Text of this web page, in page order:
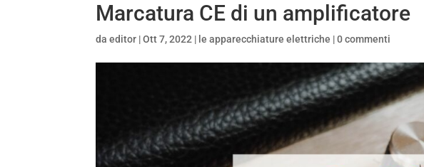
Marcatura CE di un amplificatore
daeditor |Ott 7, 2022 | le apparecchiature elettriche |0 commenti